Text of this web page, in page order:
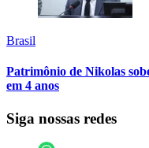
Brasil
Patrimônio de Nikolas
em 4 anos
Siga nossas redes